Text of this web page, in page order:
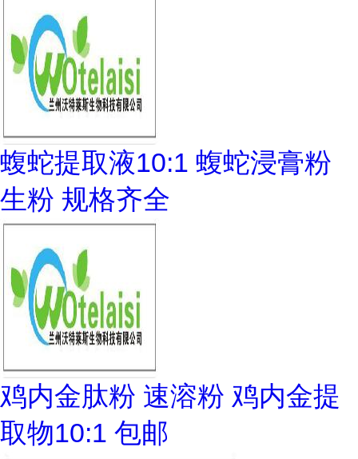
蝮蛇提取液10:1 蝮蛇浸膏粉
生粉 规格齐全
鸡内金肽粉 速溶粉 鸡内金提
取物10:1 包邮